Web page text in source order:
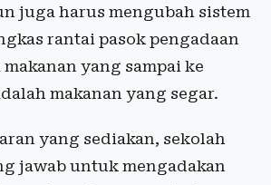
juga harus mengubah sistem
rantai pasok pengadaan
yang sampai ke
makanan yang segar.
yang sediakan, sekolah
jawab untuk mengadakan